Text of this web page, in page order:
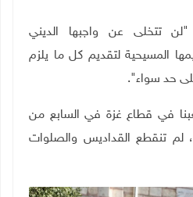
"لن تتخلى عن واجبها الديني
المسيحية لتقديم كل ما يلزم
حد سواء".
في قطاع غزة في السابع من
لم تنقطع القداديس والصلوات